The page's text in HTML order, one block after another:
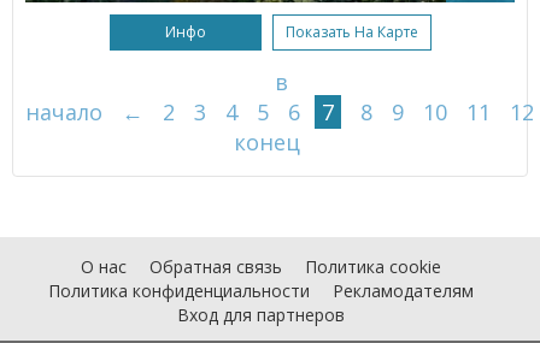
Инфо Показать На Карте
в
начало
← 2 3 4 5 6 7 8 9 10 11
12
конец
О нас Обратная связь
Политика cookie
Политика конфиденциальности
Рекламодателям
Вход для партнеров